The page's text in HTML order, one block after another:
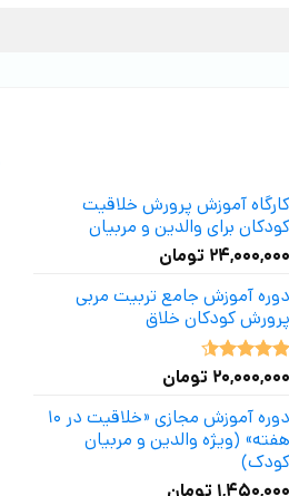
کارگاه آموزش پرورش خلاقیت
کودکان برای والدین و مربیان
۲۴,۰۰۰,۰۰۰ تومان
دوره آموزش جامع تربیت مربی
پرورش کودکان خلاق
نمره4.50
۲۰,۰۰۰,۰۰۰ تومان
دوره آموزش مجازی «خلاقیت در ۱۰
هفته» (ویژه والدین و مربیان
کودک)
۱,۴۵۰,۰۰۰ تومان